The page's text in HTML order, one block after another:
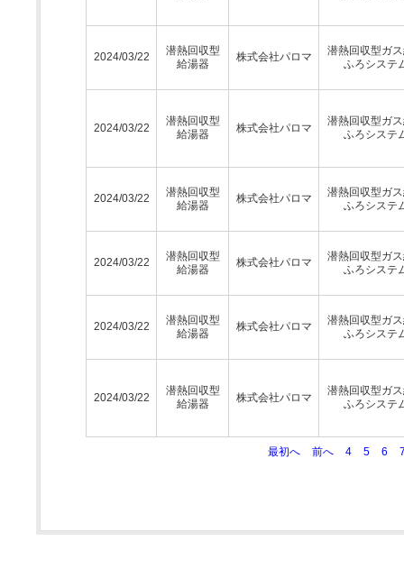
2024/03/22
潜熱回収型
給湯器
株式会社パロマ
潜熱回収型ガ
ふろシステ
2024/03/22
潜熱回収型
給湯器
株式会社パロマ
潜熱回収型ガ
ふろシステ
2024/03/22
潜熱回収型
給湯器
株式会社パロマ
潜熱回収型ガ
ふろシステ
2024/03/22
潜熱回収型
給湯器
株式会社パロマ
潜熱回収型ガ
ふろシステ
2024/03/22
潜熱回収型
給湯器
株式会社パロマ
潜熱回収型ガ
ふろシステ
2024/03/22
潜熱回収型
給湯器
株式会社パロマ
潜熱回収型ガ
ふろシステ
最初へ 前へ 4 5 6